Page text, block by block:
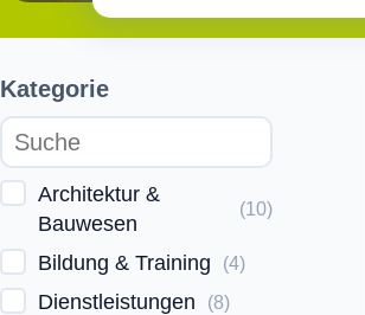
Kategorie
Architektur &
Bauwesen
(10)
Bildung & Training (4)
Dienstleistungen (8)